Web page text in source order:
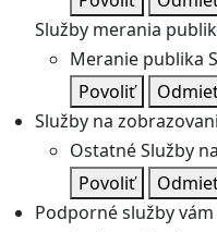
Služby merania
Meranie publika
Povoliť
Služby na
OstatnéSlužby
Povoliť
Podporné služby